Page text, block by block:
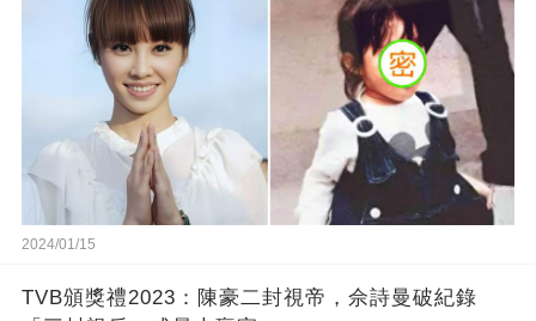
2024/01/15
TVB頒獎禮2023：陳豪二封視帝，佘詩曼破紀錄